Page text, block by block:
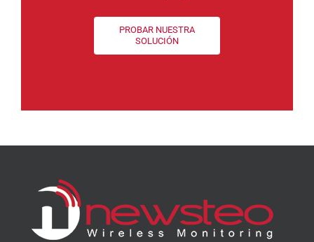
PROBAR NUESTRA
SOLUCIÓN